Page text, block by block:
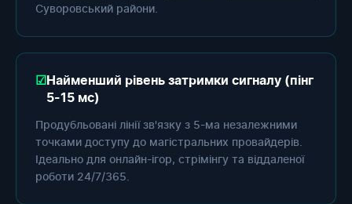
Суворовський райони.
Найменший рівень затримки сигналу (пінг
5-15 мс)
Продубльовані лінії зв'язку з 5-ма незалежними
точками доступу до магістральних провайдерів.
Ідеально для онлайн-ігор, стрімінгу та віддаленої
роботи 24/7/365.